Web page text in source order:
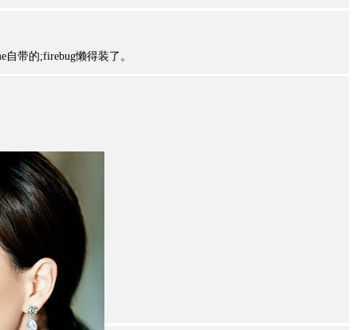
自带的;firebug懒得装了。